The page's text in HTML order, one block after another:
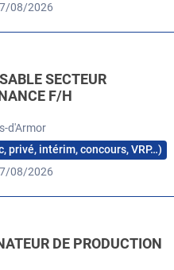
08/2026
SECTEUR
F/H
d'Armor
privé, intérim, concours, VRP…)
08/2026
DE PRODUCTION